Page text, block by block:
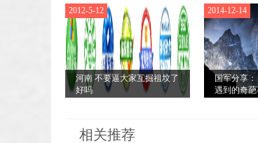
河南 不要逼大家互掘祖坟了
好吗
2012-5-12
国军分享
遇到的奇
2014-12-14
相关推荐